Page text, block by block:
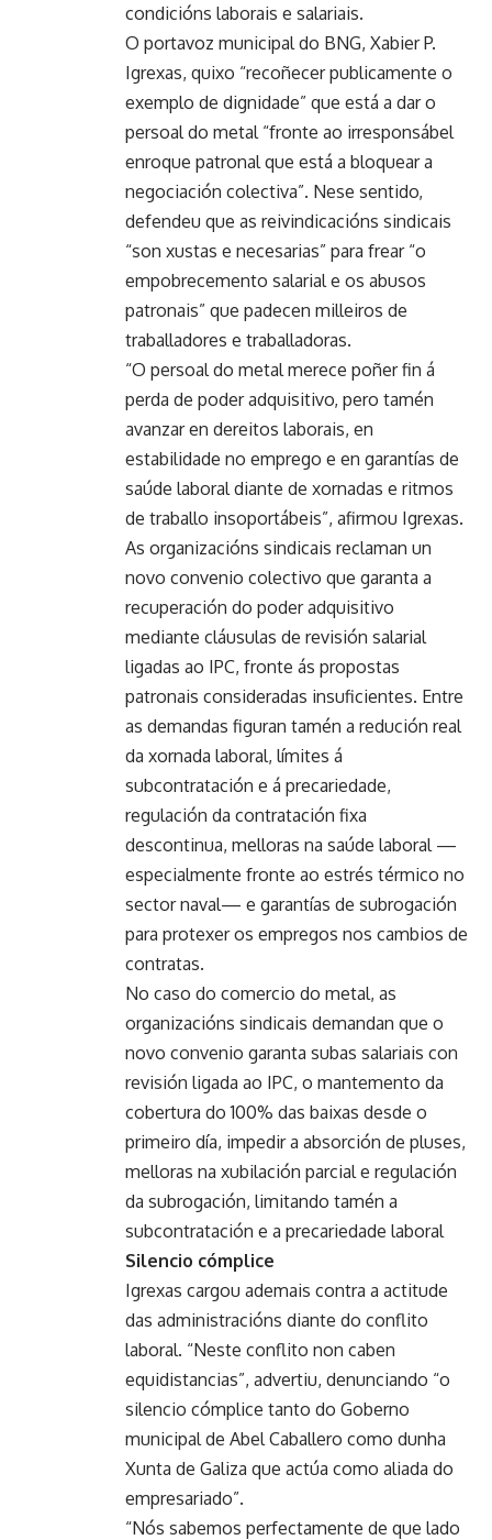
condicións laborais e salariais.
O portavoz municipal do BNG, Xabier P.
Igrexas, quixo “recoñecer publicamente o
exemplo de dignidade” que está a dar o
persoal do metal “fronte ao irresponsábel
enroque patronal que está a bloquear a
negociación colectiva”. Nese sentido,
defendeu que as reivindicacións sindicais
“son xustas e necesarias” para frear “o
empobrecemento salarial e os abusos
patronais” que padecen milleiros de
traballadores e traballadoras.
“O persoal do metal merece poñer fin á
perda de poder adquisitivo, pero tamén
avanzar en dereitos laborais, en
estabilidade no emprego e en garantías de
saúde laboral diante de xornadas e ritmos
de traballo insoportábeis”, afirmou Igrexas.
As organizacións sindicais reclaman un
novo convenio colectivo que garanta a
recuperación do poder adquisitivo
mediante cláusulas de revisión salarial
ligadas ao IPC, fronte ás propostas
patronais consideradas insuficientes. Entre
as demandas figuran tamén a redución real
da xornada laboral, límites á
subcontratación e á precariedade,
regulación da contratación fixa
descontinua, melloras na saúde laboral —
especialmente fronte ao estrés térmico no
sector naval— e garantías de subrogación
para protexer os empregos nos cambios de
contratas.
No caso do comercio do metal, as
organizacións sindicais demandan que o
novo convenio garanta subas salariais con
revisión ligada ao IPC, o mantemento da
cobertura do 100% das baixas desde o
primeiro día, impedir a absorción de pluses,
melloras na xubilación parcial e regulación
da subrogación, limitando tamén a
subcontratación e a precariedade laboral
Silencio cómplice
Igrexas cargou ademais contra a actitude
das administracións diante do conflito
laboral. “Neste conflito non caben
equidistancias”, advertiu, denunciando “o
silencio cómplice tanto do Goberno
municipal de Abel Caballero como dunha
Xunta de Galiza que actúa como aliada do
empresariado”.
“Nós sabemos perfectamente de que lado